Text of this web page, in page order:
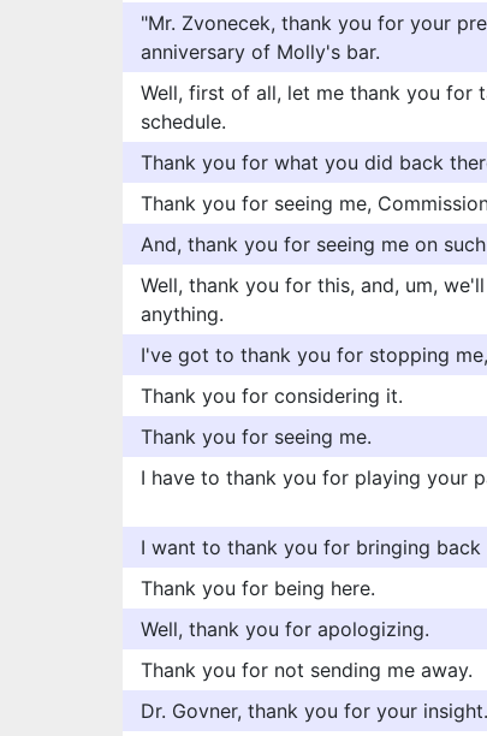
"Mr. Zvonecek, thank you for your
anniversary of Molly's bar.
Well, first of all, let me thank you for
schedule.
Thank you for what you did back
Thank you for seeing me,
And, thank you for seeing me on
Well, thank you for this, and, um,
anything.
I've got to thank you for stopping
Thank you for considering it.
Thank you for seeing me.
I have to thank you for playing your
I want to thank you for bringing back
Thank you for being here.
Well, thank you for apologizing.
Thank you for not sending me away.
Dr. Govner, thank you for your insight.